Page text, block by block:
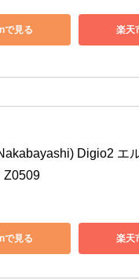
で見る 楽天
Digio2 エ
Z0509
で見る 楽天